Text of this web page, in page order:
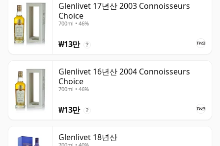
Glenlivet 17년산 2003 Connoisseurs
Choice
700ml • 46%
₩13만 ?
Glenlivet 16년산 2004 Connoisseurs
Choice
700ml • 46%
₩13만 ?
Glenlivet 18년산